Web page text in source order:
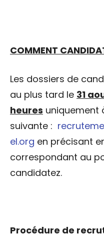
COMMENT
Les dossiers de
au plus tard le 31
heures uniquement
suivante :
el.org en précisant
correspondant au
candidatez.
Procédure de